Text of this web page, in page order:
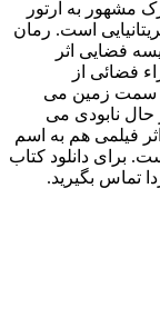
مشهور به آرتور
است. رمان
فضایی اثر
فضائی از
سمت زمین می
حال نابودی می
فیلمی هم به اسم
برای دانلود کتاب
تماس بگیرید.